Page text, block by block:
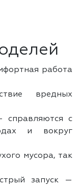
работа
вредных
справляются с
и вокруг
мусора, так
запуск —